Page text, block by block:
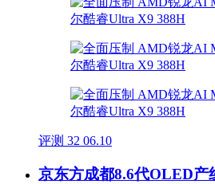
评测 32 06.10
京东方成都8.6代OLED产